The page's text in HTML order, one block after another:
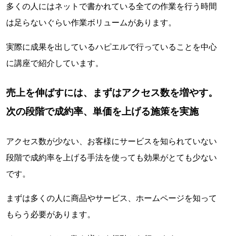
多くの人にはネットで書かれている全ての作業を行う時間
は足らないぐらい作業ボリュームがあります。
実際に成果を出しているハピエルで行っていることを中心
に講座で紹介しています。
売上を伸ばすには、まずはアクセス数を増やす。
次の段階で成約率、単価を上げる施策を実施
アクセス数が少ない、お客様にサービスを知られていない
段階で成約率を上げる手法を使っても効果がとても少ない
です。
まずは多くの人に商品やサービス、ホームページを知って
もらう必要があります。